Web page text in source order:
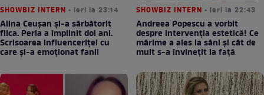
SHOWBIZ INTERN • ieri la 23:14
Alina Ceușan și-a sărbătorit
fiica. Perla a împlinit doi ani.
Scrisoarea influenceriței cu
care și-a emoționat fanii
SHOWBIZ INTERN • ieri la 22:43
Andreea Popescu a vorbit
despre intervenția estetică! Ce
mărime a ales la sâni și cât de
mult s-a învinețit la față